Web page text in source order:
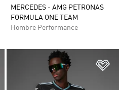
MERCEDES - AMG PETRONAS
FORMULA ONE TEAM
Hombre Performance
Añadir a la lista de deseos